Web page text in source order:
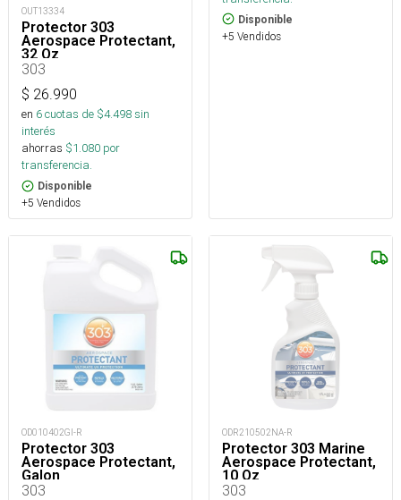
OUT13334
Protector 303
Aerospace Protectant,
32 Oz
303
$ 26.990
en 6cuotas de $4.498sin
interés
ahorras $1.080 por
transferencia.
Disponible
+5 Vendidos
Disponible
+5 Vendidos
OD010402GI-R
Protector 303
Aerospace Protectant,
Galon
303
ODR210502NA-R
Protector 303 Marine
Aerospace Protectant,
10 Oz
303